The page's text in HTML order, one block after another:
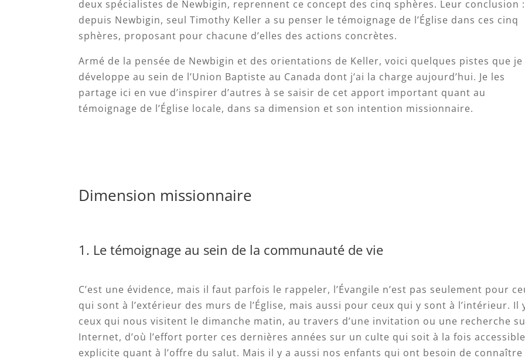
deux spécialistes de Newbigin, reprennent ce concept des cinq sphères. Leur conclusion :
depuis Newbigin, seul Timothy Keller a su penser le témoignage de l’Église dans ces cinq
sphères, proposant pour chacune d’elles des actions concrètes.
Armé de la pensée de Newbigin et des orientations de Keller, voici quelques pistes que je
développe au sein de l’Union Baptiste au Canada dont j’ai la charge aujourd’hui. Je les
partage ici en vue d’inspirer d’autres à se saisir de cet apport important quant au
témoignage de l’Église locale, dans sa dimension et son intention missionnaire.
Dimension missionnaire
1. Le témoignage au sein de la communauté de vie
C’est une évidence, mais il faut parfois le rappeler, l’Évangile n’est pas seulement pour
qui sont à l’extérieur des murs de l’Église, mais aussi pour ceux qui y sont à l’intérieur. Il
ceux qui nous visitent le dimanche matin, au travers d’une invitation ou une recherche
Internet, d’où l’effort porter ces dernières années sur un culte qui soit à la fois
explicite quant à l’offre du salut. Mais il y a aussi nos enfants qui ont besoin de connaître